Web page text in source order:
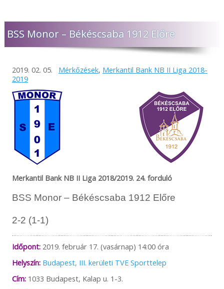
BSS Monor – Békéscsaba 1912 Előre
2019. 02. 05. Mérkőzések, Merkantil Bank NB II Liga 2018-
2019
Merkantil Bank NB II Liga 2018/2019. 24. forduló
BSS Monor – Békéscsaba 1912 Előre
2-2 (1-1)
Időpont:2019. február 17. (vasárnap) 14:00 óra
Helyszín: Budapest, III. kerületi TVE Sporttelep
Cím:1033 Budapest, Kalap u. 1-3.